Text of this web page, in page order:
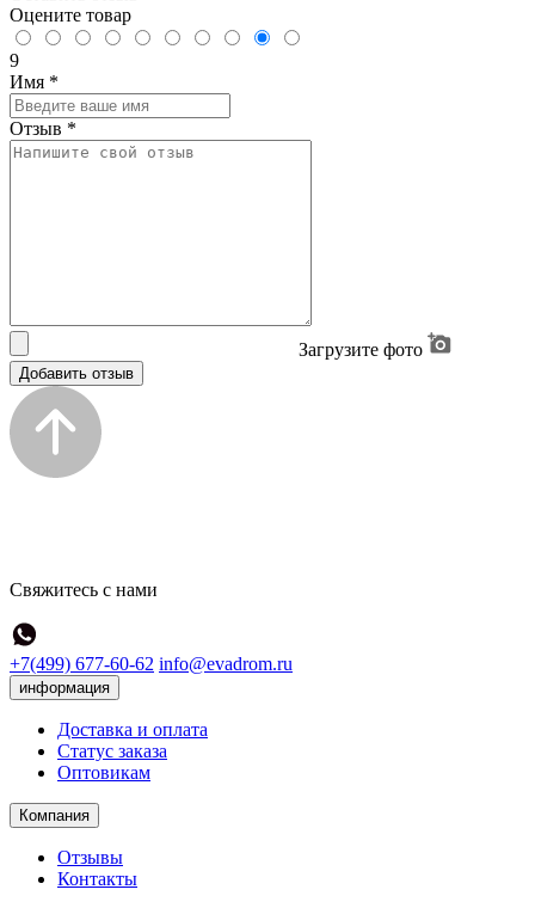
Оцените товар
9
Имя *
Отзыв *
Загрузите фото
Добавить отзыв
Свяжитесь с нами
+7(499) 677-60-62 info@evadrom.ru
информация
Доставка и оплата
Статус заказа
Оптовикам
Компания
Отзывы
Контакты